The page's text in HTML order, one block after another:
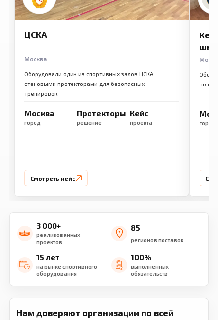
ЦСКА
Москва
Оборудовали один из спортивных залов ЦСКА
стеновыми протекторами для безопасных
тренировок.
Москва
город
Протекторы
решение
Кейс
проекта
Смотреть кейс
по
город
3 000+
реализованных
проектов
85
регионов поставок
15 лет
на рынке спортивного
оборудования
100%
выполненных
обязательств
Нам доверяют организации по всей